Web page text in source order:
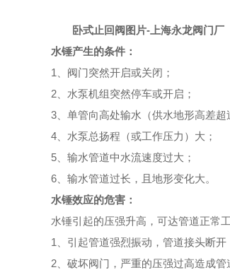
卧式止回阀图片-上海永龙阀门厂
水锤产生的条件：
1、阀门突然开启或关闭；
2、水泵机组突然停车或开启；
3、单管向高处输水（供水地形高差超
4、水泵总扬程（或工作压力）大；
5、输水管道中水流速度过大；
6、输水管道过长，且地形变化大。
水锤效应的危害：
水锤引起的压强升高，可达管道正常
1、引起管道强烈振动，管道接头断开
2、破坏阀门，严重的压强过高造成管